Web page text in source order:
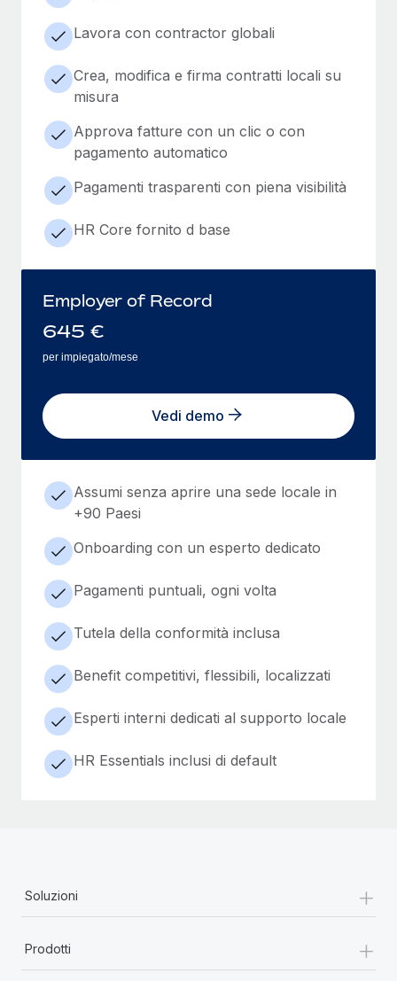
Lavora con contractor globali
Crea, modifica e firma contratti locali su
misura
Approva fatture con un clic o con
pagamento automatico
Pagamenti trasparenti con piena visibilità
HR Core fornito d base
Employer of Record
645 €
per impiegato/mese
Vedi demo
Assumi senza aprire una sede locale in
+90 Paesi
Onboarding con un esperto dedicato
Pagamenti puntuali, ogni volta
Tutela della conformità inclusa
Benefit competitivi, flessibili, localizzati
Esperti interni dedicati al supporto locale
HR Essentials inclusi di default
Soluzioni +
Prodotti +